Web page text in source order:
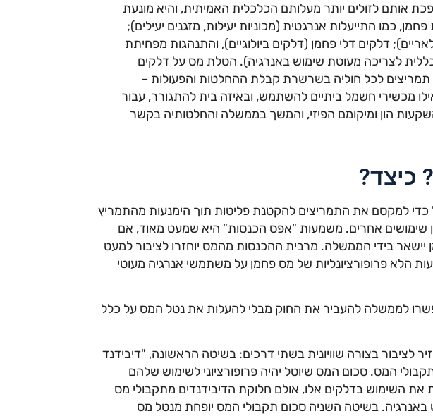
אותם לזולים יותר מעלותם הכלכלית האמיתית, והיא מונעת
כמו התייעלות אנרגטית (מכוניות יעילות, מזגנים יעילים);
דלקים דלי פחמן (דלקים ביולוגיים), והתנהגות מפחיתת
כללית לצריכה מעוטת שימוש באנרגיה). הטלת מס על דלקים
לכל חוליה בשרשרת קבלת ההחלטות והפעולות –
מכשירי חשמל ביתיים להשתמש, ובאיזה בית להתגורר, עבור
הון ומיקומם הפיזי, והמשך בממשלה והחלטותיה בקשר
כיצד?
למקסם את התמריצים להקטנת פליטות תוך הימנעות מהתמריץ
שימושים אחרים. משמעות "אפס הכנסות" היא שמעט מאוד, אם
בידי הממשלה. מרבית ההכנסות מהמס יוחזרו לציבור למעט
הלא פרופורציונליות של מס פחמן על משתמשי אנרגיה מעוטי
לממשלה להעביר את החוק מבלי להעלות את נטל המס על כלל
בצורה שוויונית בשתי דרכים: בשיטה הראשונה, "דיבידנד
המס. סכום המס שיוטל יהיה פרופורציוני לשימוש שלהם
את השימוש בדלקים אלו, אולם חלוקת הדיבידנדים מתקבולי מס
בשיטה השניה סכום תקבולי המס יופחת מנטל מס